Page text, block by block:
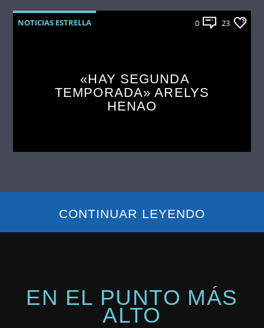
NOTICIAS ESTRELLA 0 23
«HAY SEGUNDA
TEMPORADA» ARELYS
HENAO
CONTINUAR LEYENDO
EN EL PUNTO MÁS
ALTO